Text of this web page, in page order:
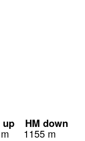
up HM down
1155 m